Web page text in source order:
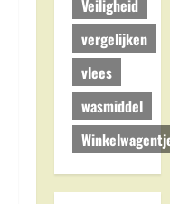
Veiligheid
vergelijken
vlees
wasmiddel